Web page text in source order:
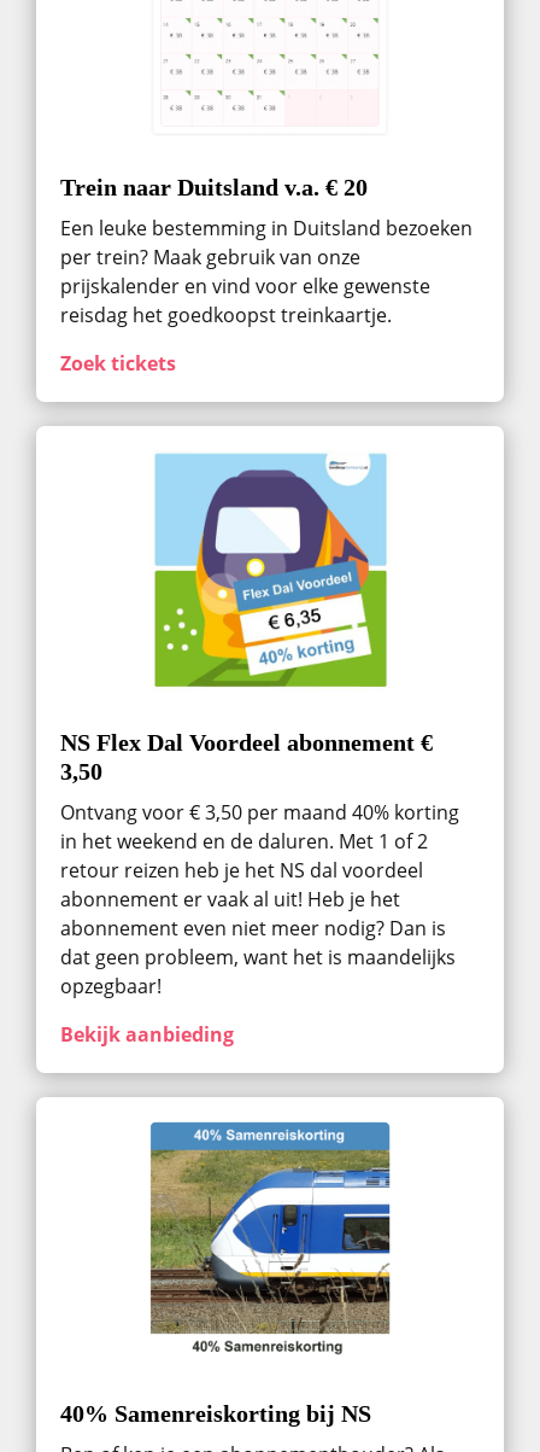
Trein naar Duitsland v.a. € 20
Een leuke bestemming in Duitsland bezoeken
per trein? Maak gebruik van onze
prijskalender en vind voor elke gewenste
reisdag het goedkoopst treinkaartje.
Zoek tickets
NS Flex Dal Voordeel abonnement €
3,50
Ontvang voor € 3,50 per maand 40% korting
in het weekend en de daluren. Met 1 of 2
retour reizen heb je het NS dal voordeel
abonnement er vaak al uit! Heb je het
abonnement even niet meer nodig? Dan is
dat geen probleem, want het is maandelijks
opzegbaar!
Bekijk aanbieding
40% Samenreiskorting bij NS